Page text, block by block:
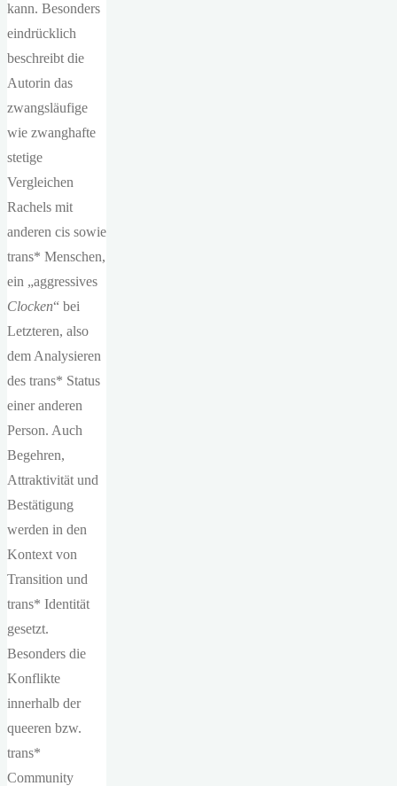
kann. Besonders
eindrücklich
beschreibt die
Autorin das
zwangsläufige
wie zwanghafte
stetige
Vergleichen
Rachels mit
anderen cis sowie
trans* Menschen,
ein „aggressives
Clocken“ bei
Letzteren, also
dem Analysieren
des trans* Status
einer anderen
Person. Auch
Begehren,
Attraktivität und
Bestätigung
werden in den
Kontext von
Transition und
trans* Identität
gesetzt.
Besonders die
Konflikte
innerhalb der
queeren bzw.
trans*
Community